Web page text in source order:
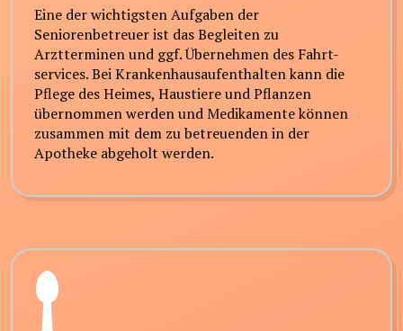
Eine der wichtigsten Aufgaben der
Seniorenbetreuer ist das Begleiten zu
Arztterminen und ggf. Übernehmen des Fahrt-
services. Bei Krankenhausaufenthalten kann die
Pflege des Heimes, Haustiere und Pflanzen
übernommen werden und Medikamente können
zusammen mit dem zu betreuenden in der
Apotheke abgeholt werden.